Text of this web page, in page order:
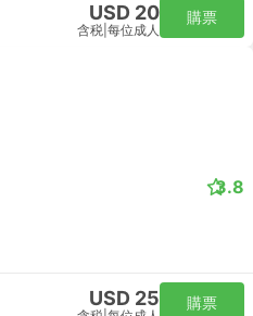
USD 20
含税 每位成人
購票
3.8
USD 25 購票